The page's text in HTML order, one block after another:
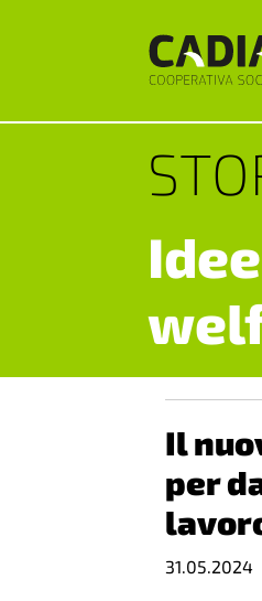
Il
per
31.05.2024